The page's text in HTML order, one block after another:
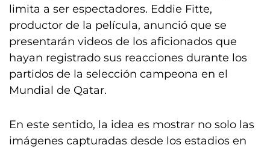
limita a ser espectadores. Eddie Fitte,
productor de la película, anunció que se
presentarán videos de los aficionados que
hayan registrado sus reacciones durante los
partidos de la selección campeona en el
Mundial de Qatar.
En este sentido, la idea es mostrar no solo las
imágenes capturadas desde los estadios en